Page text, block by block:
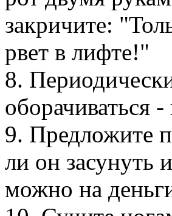
закричите:
рвет в лифте!"
8.
оборачиваться
9. Предложите
ли он засунуть
можно на